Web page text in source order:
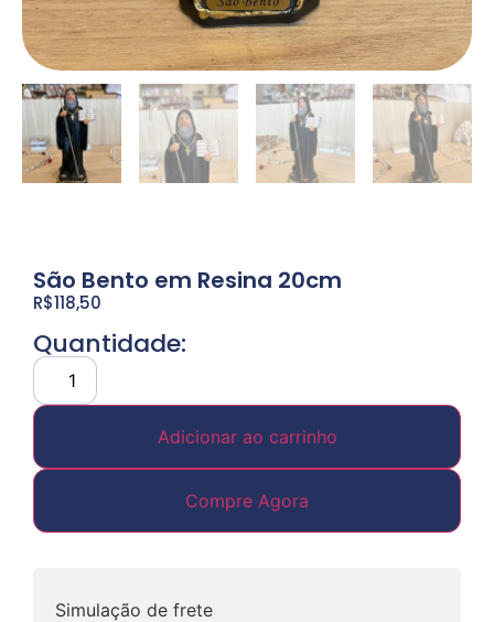
São Bento em Resina 20cm
R$118,50
Quantidade:
Adicionar ao carrinho
Compre Agora
Simulação de frete